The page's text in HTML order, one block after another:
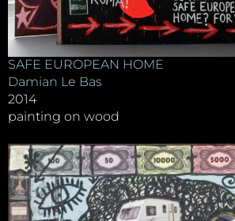
SAFE EUROPEAN HOME
Damian Le Bas
2014
painting on wood